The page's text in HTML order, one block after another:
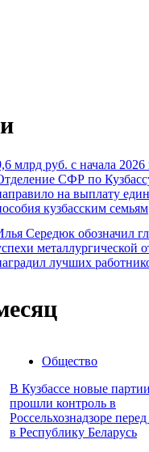
млрд руб. с начала 2026
СФР по
на выплату
кузбасским семьям
Середюк обозначил
металлургической
лучших
Общество
В Кузбассе новые
прошли контроль в
Россельхознадзоре
в Республику Беларусь